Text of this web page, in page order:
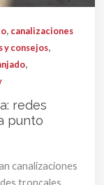
, canalizaciones
y consejos,
,
redes
punto
canalizaciones
troncales